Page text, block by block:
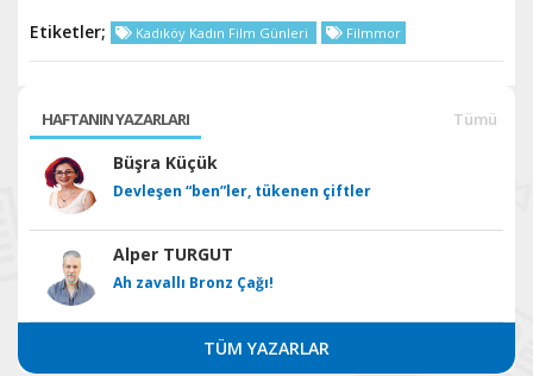
Etiketler; Kadıköy Kadın Film Günleri Filmmor
HAFTANIN YAZARLARI Tümü
Büşra Küçük
Devleşen “ben”ler, tükenen çiftler
Alper TURGUT
Ah zavallı Bronz Çağı!
TÜM YAZARLAR